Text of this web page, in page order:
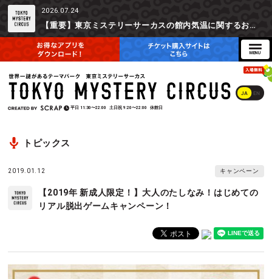
2026.07.24
【重要】東京ミステリーサーカスの館内気温に関するお詫びとご参加辞退時の返金対応について
JA EN
平日 11:30〜22:00 土日祝 9:20〜22:00 休館日
トピックス
2019.01.12 キャンペーン
【2019年 新成人限定！】大人のたしなみ！はじめての
リアル脱出ゲームキャンペーン！